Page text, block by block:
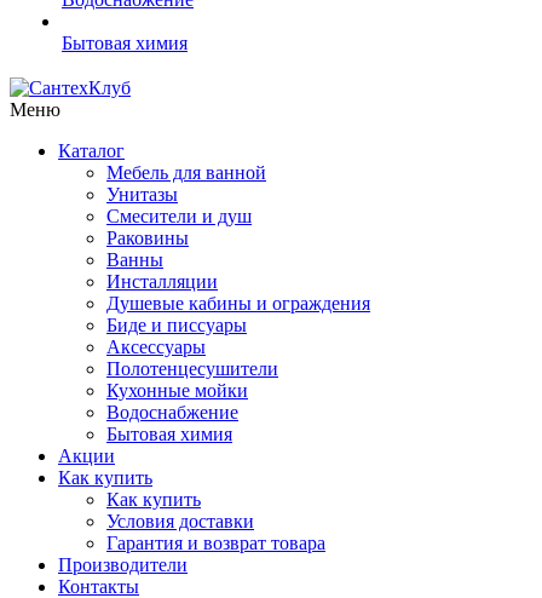
Бытовая химия
Меню
Каталог
Мебель для ванной
Унитазы
Смесители и душ
Раковины
Ванны
Инсталляции
Душевые кабины и ограждения
Биде и писсуары
Аксессуары
Полотенцесушители
Кухонные мойки
Водоснабжение
Бытовая химия
Акции
Как купить
Как купить
Условия доставки
Гарантия и возврат товара
Производители
Контакты